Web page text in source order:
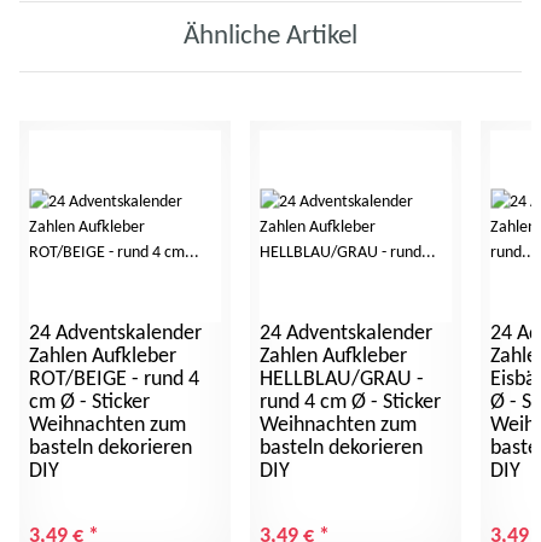
Ähnliche Artikel
24 Adventskalender
Zahlen Aufkleber
ROT/BEIGE - rund 4
cm Ø - Sticker
Weihnachten zum
basteln dekorieren
DIY
3,49 € *
24 Adventskalender
Zahlen Aufkleber
HELLBLAU/GRAU -
rund 4 cm Ø - Sticker
Weihnachten zum
basteln dekorieren
DIY
3,49 € *
24
Ø -
DIY
3,49